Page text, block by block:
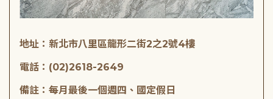
地址：新北市八里區龍形二街2之2號4樓
電話：(02)2618-2649
備註：每月最後一個週四、國定假日